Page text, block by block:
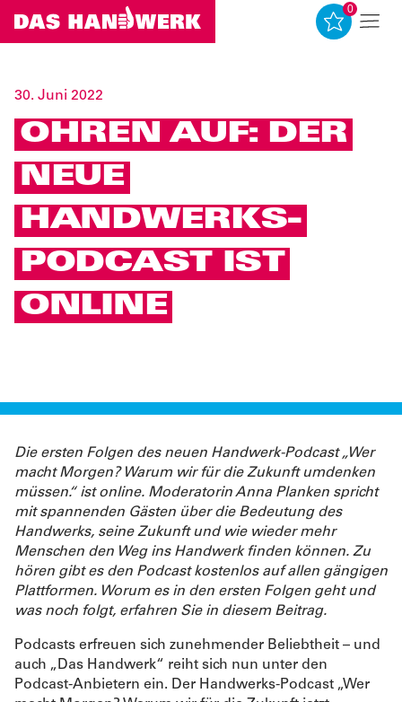
0
30. Juni 2022
OHREN AUF: DER
NEUE
HANDWERKS-
PODCAST IST
ONLINE
Die ersten Folgen des neuen Handwerk-Podcast „Wer
macht Morgen? Warum wir für die Zukunft umdenken
müssen.“ ist online. Moderatorin Anna Planken spricht
mit spannenden Gästen über die Bedeutung des
Handwerks, seine Zukunft und wie wieder mehr
Menschen den Weg ins Handwerk finden können. Zu
hören gibt es den Podcast kostenlos auf allen gängigen
Plattformen. Worum es in den ersten Folgen geht und
was noch folgt, erfahren Sie in diesem Beitrag.
Podcasts erfreuen sich zunehmender Beliebtheit – und
auch „Das Handwerk“ reiht sich nun unter den
Podcast-Anbietern ein. Der Handwerks-Podcast „Wer